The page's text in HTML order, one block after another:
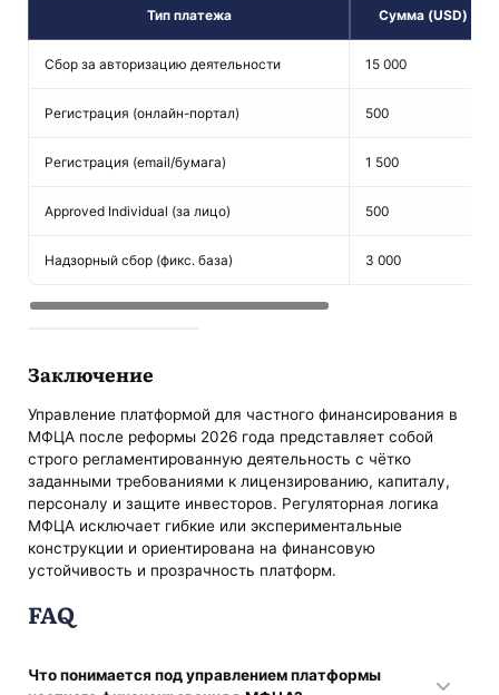
Тип платежа Сумма (USD)
Сбор за авторизацию деятельности 15 000
Регистрация (онлайн-портал) 500
Регистрация (email/бумага) 1 500
Approved Individual (за лицо) 500
Надзорный сбор (фикс. база) 3 000
Заключение
Управление платформой для частного финансирования в
МФЦА после реформы 2026 года представляет собой
строго регламентированную деятельность с чётко
заданными требованиями к лицензированию, капиталу,
персоналу и защите инвесторов. Регуляторная логика
МФЦА исключает гибкие или экспериментальные
конструкции и ориентирована на финансовую
устойчивость и прозрачность платформ.
FAQ
Что понимается под управлением платформы